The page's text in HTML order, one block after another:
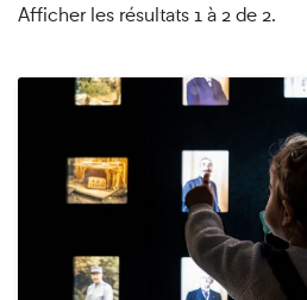
Afficher les résultats 1 à 2 de 2.